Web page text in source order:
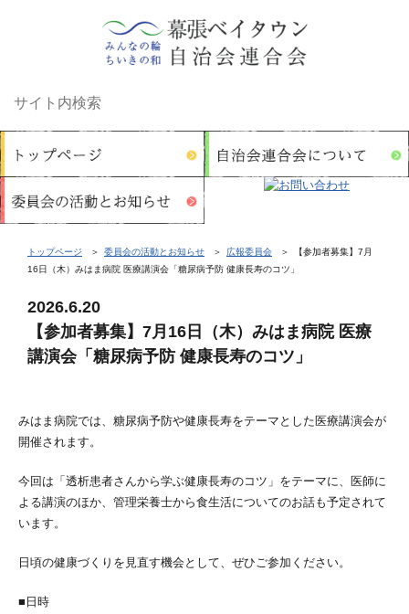
トップページ 委員会の活動とお知らせ 広報委員会
【参加者募集】7月
16日（木）みはま病院 医療講演会「糖尿病予防 健康長寿のコツ」
2026.6.20
【参加者募集】7月16日（木）みはま病院 医療
講演会「糖尿病予防 健康長寿のコツ」
みはま病院では、糖尿病予防や健康長寿をテーマとした医療講演会が
開催されます。
今回は「透析患者さんから学ぶ健康長寿のコツ」をテーマに、医師に
よる講演のほか、管理栄養士から食生活についてのお話も予定されて
います。
日頃の健康づくりを見直す機会として、ぜひご参加ください。
■日時